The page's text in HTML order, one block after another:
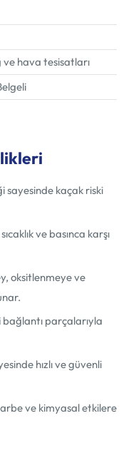
hava tesisatları
sayesinde kaçak riski
ve basınca karşı
oksitlenmeye ve
bağlantı parçalarıyla
hızlı ve güvenli
ve kimyasal etkilere